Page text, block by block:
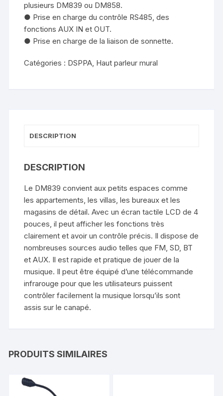
plusieurs DM839 ou DM858.
● Prise en charge du contrôle RS485, des
fonctions AUX IN et OUT.
● Prise en charge de la liaison de sonnette.
Catégories : DSPPA, Haut parleur mural
DESCRIPTION
DESCRIPTION
Le DM839 convient aux petits espaces comme
les appartements, les villas, les bureaux et les
magasins de détail. Avec un écran tactile LCD de 4
pouces, il peut afficher les fonctions très
clairement et avoir un contrôle précis. Il dispose de
nombreuses sources audio telles que FM, SD, BT
et AUX. Il est rapide et pratique de jouer de la
musique. Il peut être équipé d’une télécommande
infrarouge pour que les utilisateurs puissent
contrôler facilement la musique lorsqu’ils sont
assis sur le canapé.
PRODUITS SIMILAIRES